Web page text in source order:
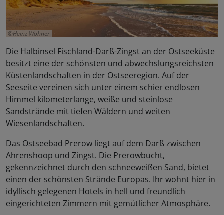
Heinz Wohner
Die Halbinsel Fischland-Darß-Zingst an der Ostseeküste
besitzt eine der schönsten und abwechslungsreichsten
Küstenlandschaften in der Ostseeregion. Auf der
Seeseite vereinen sich unter einem schier endlosen
Himmel kilometerlange, weiße und steinlose
Sandstrände mit tiefen Wäldern und weiten
Wiesenlandschaften.
Das Ostseebad Prerow liegt auf dem Darß zwischen
Ahrenshoop und Zingst. Die Prerowbucht,
gekennzeichnet durch den schneeweißen Sand, bietet
einen der schönsten Strände Europas. Ihr wohnt hier in
idyllisch gelegenen Hotels in hell und freundlich
eingerichteten Zimmern mit gemütlicher Atmosphäre.